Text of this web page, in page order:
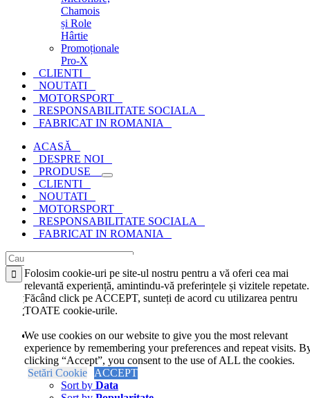
Chamois
și Role
Hârtie
Promoționale
Pro-X
CLIENTI
NOUTATI
MOTORSPORT
RESPONSABILITATE SOCIALA
FABRICAT IN ROMANIA
ACASĂ
DESPRE NOI
PRODUSE
CLIENTI
NOUTATI
MOTORSPORT
RESPONSABILITATE SOCIALA
FABRICAT IN ROMANIA
Cautare...
Acasa
pardoseli
Sort byOrdine implicita
Sort byOrdine implicita
Sort byNume
Sort byPret
Sort by Data
Folosim cookie-uri pe site-ul nostru pentru a vă oferi cea mai
relevantă experiență, amintindu-vă preferințele și vizitele repetate.
Făcând click pe ACCEPT, sunteți de acord cu utilizarea pentru
TOATE cookie-urile.
We use cookies on our website to give you the most relevant
experience by remembering your preferences and repeat visits.
clicking “Accept”, you consent to the use of ALL the cookies.
Setări Cookie
ACCEPT